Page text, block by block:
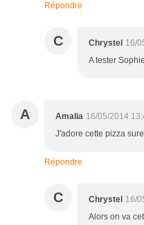
Répondre
C Chrystel 16/
A tester
A Amalia 16/05/2014
J'adore cette pizza
Répondre
C Chrystel 16/
Alors on va